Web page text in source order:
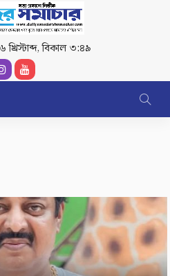
,বিকাল ৩:৪৯